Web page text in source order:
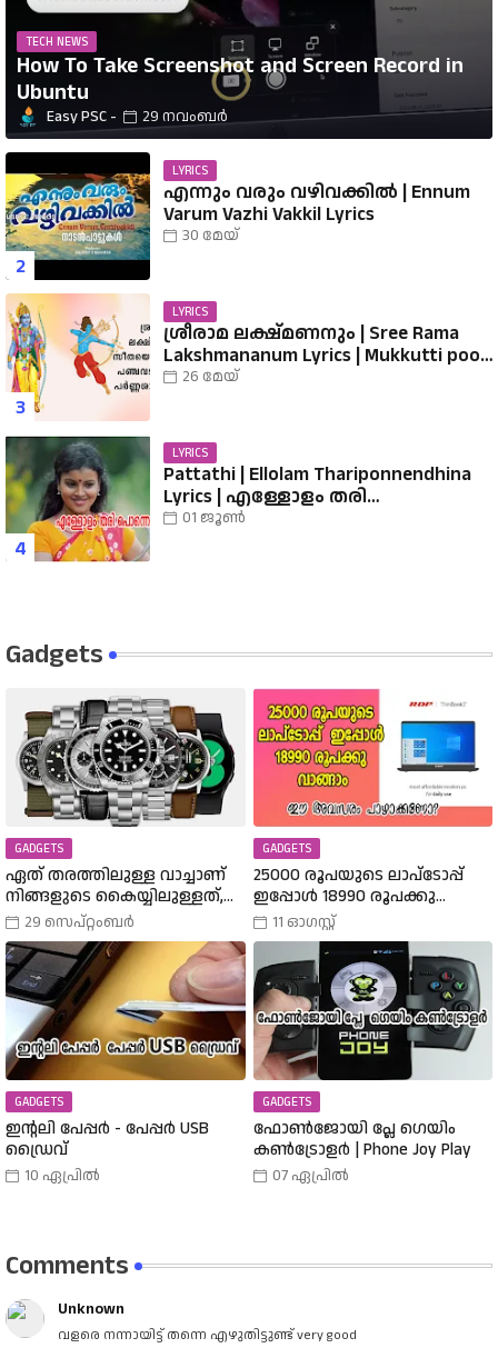
TECH NEWS
How To Take Screenshot and Screen Record in
Ubuntu
Easy PSC 29 നവംബർ
LYRICS
എന്നും വരും വഴിവക്കിൽ | Ennum
Varum Vazhi Vakkil Lyrics
30 മേയ്
LYRICS
ശ്രീരാമ ലക്ഷ്മണനും | Sree Rama
Lakshmananum Lyrics | Mukkutti poo
Album | Sreerama Song Malayalam |
26 മേയ്
LYRICS
Pattathi | Ellolam Thariponnendhina
Lyrics | എള്ളോളം തരി
പൊന്നെന്തിനാ...... വരികൾ
01 ജൂൺ
Gadgets
GADGETS
ഏത് തരത്തിലുള്ള വാച്ചാണ്
നിങ്ങളുടെ കൈയ്യിലുള്ളത്,
അത് എങ്ങനെ
തിരഞ്ഞെടുത്തു? വിവിധ
തരത്തിലുള്ള വാച്ചുകൾ
പരിചയപ്പെടാം.
29 സെപ്റ്റംബർ
GADGETS
25000 രൂപയുടെ ലാപ്ടോപ്പ്
ഇപ്പോൾ 18990 രൂപക്കു
വാങ്ങാം | Amazon Freedom Sale
Buy A 25000 Laptop In 18,900
Rupees |
11 ഓഗസ്റ്റ്
GADGETS
ഇന്റലി പേപ്പർ - പേപ്പർ USB
ഡ്രൈവ്
10 ഏപ്രിൽ
GADGETS
ഫോൺജോയി പ്ലേ ഗെയിം
കൺട്രോളർ | Phone Joy Play
07 ഏപ്രിൽ
Comments
Unknown
വളരെ നന്നായിട്ട് തന്നെ എഴുതിട്ടുണ്ട് very good